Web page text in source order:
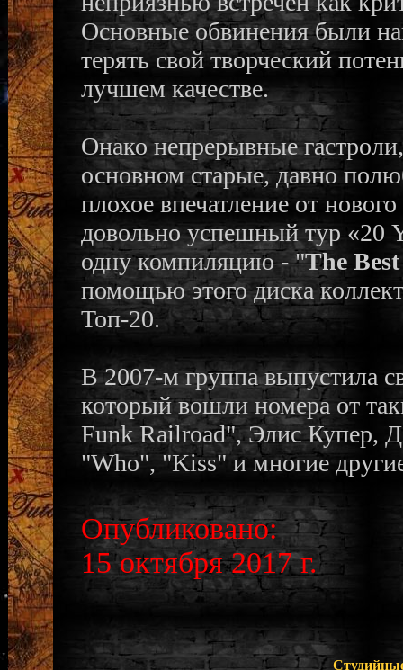
Основные обвинения были
терять свой творческий
лучшем качестве.
Онако непрерывные
основном старые, давно
плохое впечатление от
довольно успешный тур «20
одну компиляцию - "The
помощью этого диска
Топ-20.
В 2007-м группа выпустила
который вошли номера от
Funk Railroad", Элис Купер,
"Who", "Kiss" и многие
Опубликовано:
15 октября 2017 г.